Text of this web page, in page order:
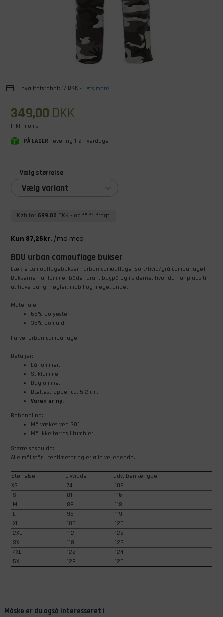
Loyalitetsrabat: 17 DKK - Læs mere
349,00 DKK
Inkl. moms
PÅ LAGER levering 1-2 hverdage
Vælg størrelse
Vælg variant
Køb for 699,00 DKK - og få fri fragt!
BDU urban camouflage bukser
Lækre camouflagebukser i urban camouflage (sort/hvid/grå camouflage).
Bukserne har lommer både foran, bagpå og i siderne, hvor du har plads til
at have pung, nøgler, mobil og meget andet.
Materiale:
65% polyester.
35% bomuld.
Farve: Urban camouflage.
Detaljer:
Lårlommer.
Stiklommer.
Baglomme.
Bæltestropper ca. 5,2 cm.
Varen er ny.
Behandling:
Må vaskes ved 30°.
Må ikke tørres i tumbler.
Størrelsesguide:
Alle mål står i centimeter og er alle vejledende.
Størrelse Livvidde
udv. benlængde
XS
74
109
S
81
116
M
88
118
L
96
119
XL
105
120
2XL
112
122
3XL
118
123
4XL
122
124
5XL
128 125
Måske er du også interesseret i